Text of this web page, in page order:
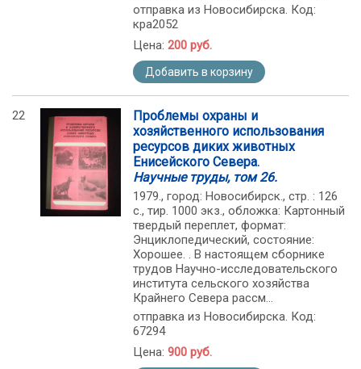
отправка из Новосибирска. Код:
кра2052
Цена: 200 руб.
Добавить в корзину
22
Проблемы охраны и
хозяйственного использования
ресурсов диких животных
Енисейского Севера.
Научные труды, том 26.
1979., город: Новосибирск., стр. : 126
с., тир. 1000 экз., обложка: Картонный
твердый переплет, формат:
Энциклопедический, состояние:
Хорошее. . В настоящем сборнике
трудов Научно-исследовательского
института сельского хозяйства
Крайнего Севера рассм...
отправка из Новосибирска. Код:
67294
Цена: 900 руб.